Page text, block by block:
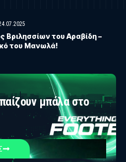
Βριλησσίων του Αραβίδη –
του Μανωλά!
μπάλα στο